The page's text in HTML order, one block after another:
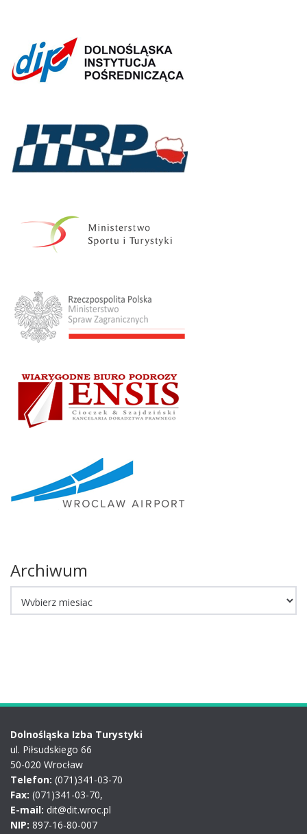
Archiwum
Dolnośląska Izba Turystyki
ul. Piłsudskiego 66
50-020 Wrocław
Telefon: (071)341-03-70
Fax: (071)341-03-70,
E-mail: dit@dit.wroc.pl
NIP: 897-16-80-007